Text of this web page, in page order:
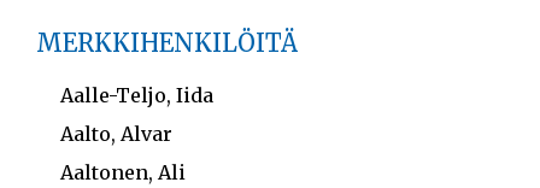
MERKKIHENKILÖITÄ
Aalle-Teljo, Iida
Aalto, Alvar
Aaltonen, Ali